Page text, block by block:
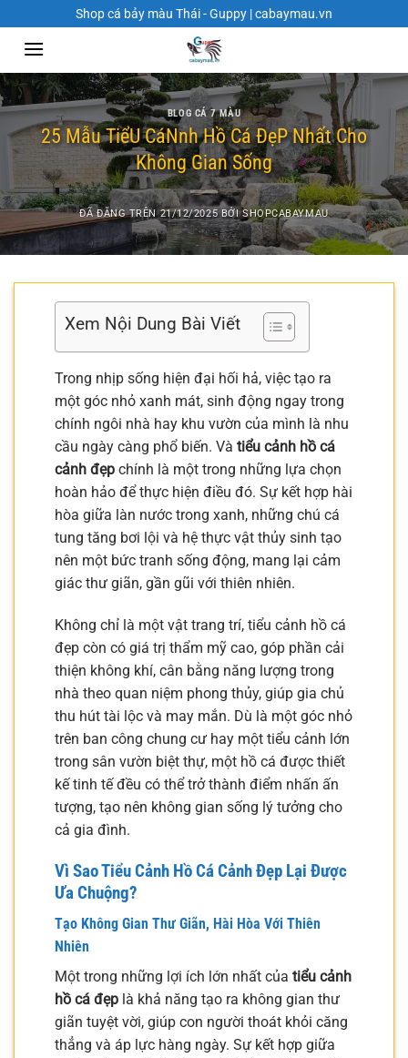
đến
dung
Shop cá bảy màu Thái - Guppy | cabaymau.vn
BLOG CÁ 7 MÀU
25 Mẫu TiểU CáNnh Hồ Cá ĐẹP Nhất Cho
Không Gian Sống
ĐÃ ĐĂNG TRÊN21/12/2025 BỞISHOPCABAYMAU
Xem Nội Dung Bài Viết
Trong nhịp sống hiện đại hối hả, việc tạo ra
một góc nhỏ xanh mát, sinh động ngay trong
chính ngôi nhà hay khu vườn của mình là nhu
cầu ngày càng phổ biến. Và tiểu cảnh hồ cá
cảnh đẹp chính là một trong những lựa chọn
hoàn hảo để thực hiện điều đó. Sự kết hợp hài
hòa giữa làn nước trong xanh, những chú cá
tung tăng bơi lội và hệ thực vật thủy sinh tạo
nên một bức tranh sống động, mang lại cảm
giác thư giãn, gần gũi với thiên nhiên.
Không chỉ là một vật trang trí, tiểu cảnh hồ cá
đẹp còn có giá trị thẩm mỹ cao, góp phần cải
thiện không khí, cân bằng năng lượng trong
nhà theo quan niệm phong thủy, giúp gia chủ
thu hút tài lộc và may mắn. Dù là một góc nhỏ
trên ban công chung cư hay một tiểu cảnh lớn
trong sân vườn biệt thự, một hồ cá được thiết
kế tinh tế đều có thể trở thành điểm nhấn ấn
tượng, tạo nên không gian sống lý tưởng cho
cả gia đình.
Vì Sao Tiểu Cảnh Hồ Cá Cảnh Đẹp Lại Được
Ưa Chuộng?
Tạo Không Gian Thư Giãn, Hài Hòa Với Thiên
Nhiên
Một trong những lợi ích lớn nhất của tiểu cảnh
hồ cá đẹp là khả năng tạo ra không gian thư
giãn tuyệt vời, giúp con người thoát khỏi căng
thẳng và áp lực hàng ngày. Sự kết hợp giữa